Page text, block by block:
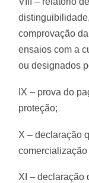
comprovação
ensaios com a
ou designados
IX – prova do
proteção;
X – declaração
XI – declaração